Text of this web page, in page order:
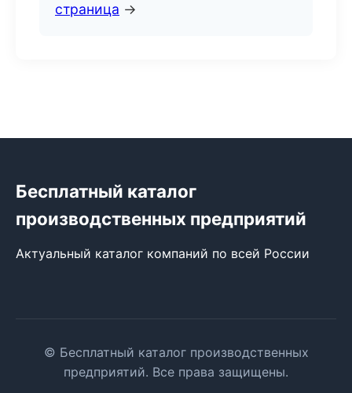
страница →
Бесплатный каталог
производственных предприятий
Актуальный каталог компаний по всей России
© Бесплатный каталог производственных
предприятий. Все права защищены.